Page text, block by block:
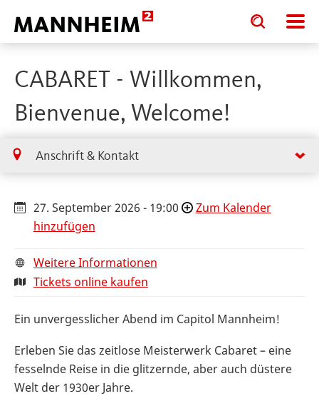
Toggle
search
input
Toggle
search
input
CABARET - Willkommen,
Bienvenue, Welcome!
Anschrift & Kontakt
27. September 2026 - 19:00
Zum Kalender
hinzufügen
Weitere Informationen
Tickets online kaufen
Ein unvergesslicher Abend im Capitol Mannheim!
Erleben Sie das zeitlose Meisterwerk Cabaret – eine
fesselnde Reise in die glitzernde, aber auch düstere
Welt der 1930er Jahre.